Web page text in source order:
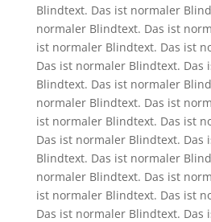
Blindtext. Das ist normaler
normaler Blindtext. Das ist
ist normaler Blindtext. Das ist
Das ist normaler Blindtext. Das
Blindtext. Das ist normaler
normaler Blindtext. Das ist
ist normaler Blindtext. Das ist
Das ist normaler Blindtext. Das
Blindtext. Das ist normaler
normaler Blindtext. Das ist
ist normaler Blindtext. Das ist
Das ist normaler Blindtext. Das